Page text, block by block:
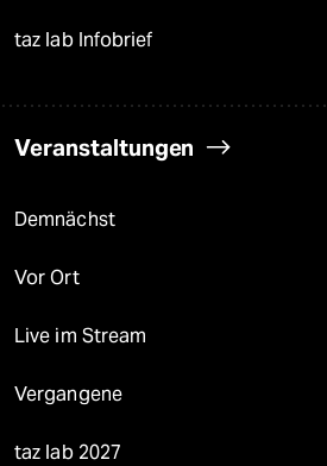
taz lab Infobrief
Veranstaltungen
Demnächst
Vor Ort
Live im Stream
Vergangene
taz lab 2027